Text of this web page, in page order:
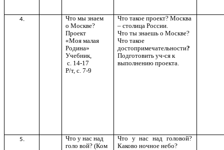
4.
Что мы знаем
о Москве?
Проект
«Моя малая
Родина»
Учебник,
с. 14-17
Р/т, с. 7-9
Что такое проект? Москва
– столица России.
Что ты знаешь о Москве?
Что такое
достопримечательности?
Подготовить уч-ся к
выполнению проекта.
5.
Что у нас над
голо вой? (Ком
Что у нас над головой?
Каково ночное небо?